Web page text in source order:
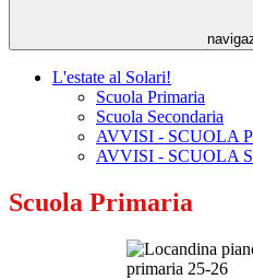
L'estate al Solari!
Scuola Primaria
Scuola Secondaria
AVVISI - SCUOLA
AVVISI - SCUOLA
Scuola Primaria